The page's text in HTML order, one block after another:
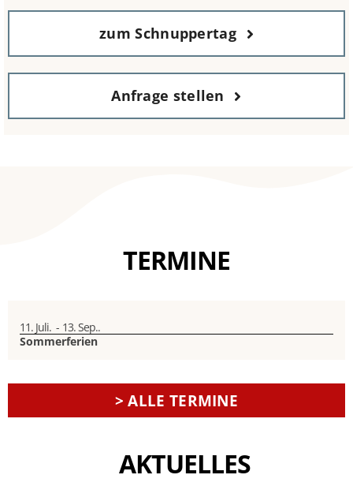
zum Schnuppertag
Anfrage stellen
TERMINE
11. Juli. - 13. Sep..
Sommerferien
> ALLE TERMINE
AKTUELLES